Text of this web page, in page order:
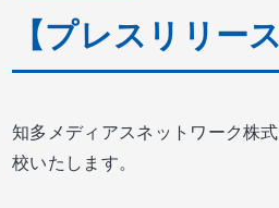
【プレスリリー
知多メディアスネットワーク株
校いたします。